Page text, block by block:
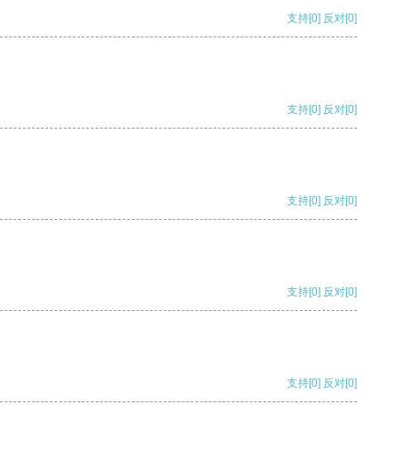
支持[0] 反对[0]
支持[0] 反对[0]
支持[0] 反对[0]
支持[0] 反对[0]
支持[0] 反对[0]